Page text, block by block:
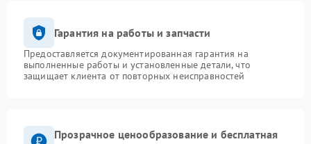
Гарантия на работы и запчасти
Предоставляется документированная гарантия на
выполненные работы и установленные детали, что
защищает клиента от повторных неисправностей
Прозрачное ценообразование и бесплатная